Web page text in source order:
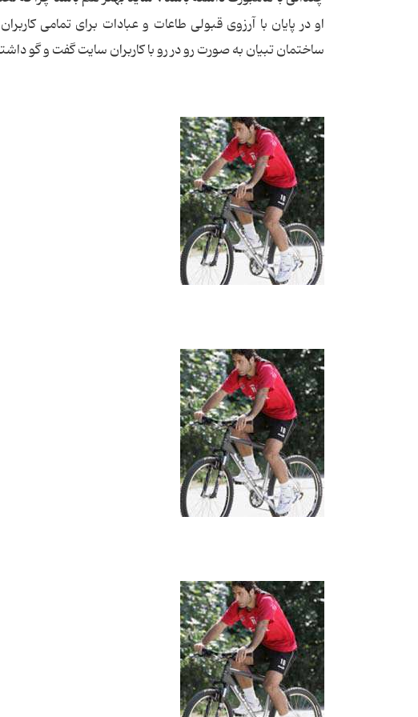
او در پایان با آرزوی قبولی طاعات و عبادات برای تمامی
ساختمان تبیان به صورت رو در رو با کاربران سایت گفت و گو